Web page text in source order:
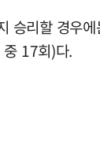
승리할 경우
17회)다.